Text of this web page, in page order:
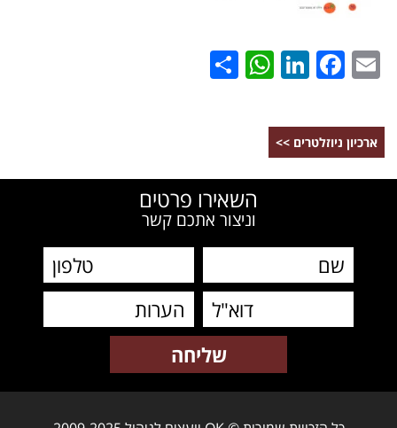
Email
Facebook
LinkedIn
WhatsApp
ארכיון ניוזלטרים >>
השאירו פרטים
וניצור אתכם קשר